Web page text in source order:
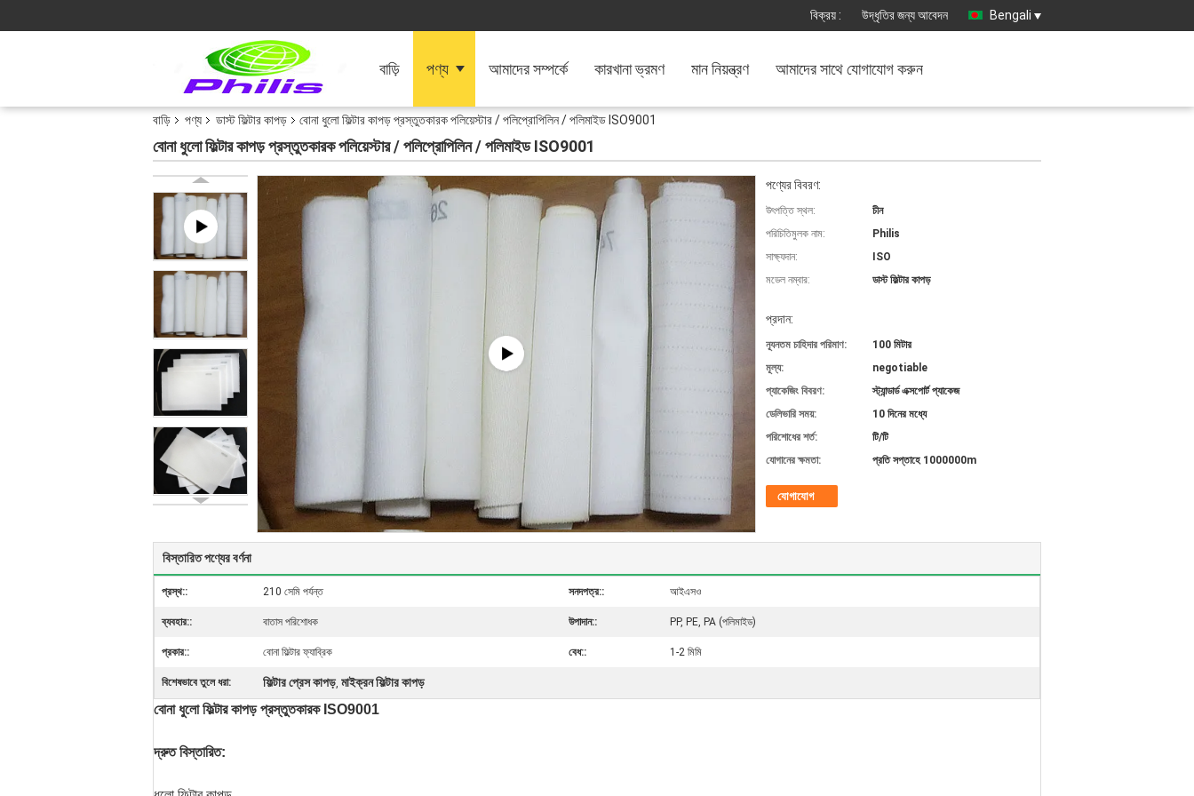
বিক্রয় : উদ্ধৃতির জন্য আবেদন Bengali
বাড়ি পণ্য আমাদের সম্পর্কে কারখানা ভ্রমণ মান নিয়ন্ত্রণ আমাদের সাথে যোগাযোগ করুন
বাড়ি পণ্য ডাস্ট ফিল্টার কাপড় বোনা ধুলো ফিল্টার কাপড় প্রস্তুতকারক পলিয়েস্টার / পলিপ্রোপিলিন / পলিমাইড ISO9001
বোনা ধুলো ফিল্টার কাপড় প্রস্তুতকারক পলিয়েস্টার / পলিপ্রোপিলিন / পলিমাইড ISO9001
পণ্যের বিবরণ:
উৎপত্তি স্থল:
চীন
পরিচিতিমুলক নাম:
Philis
সাক্ষ্যদান:
ISO
মডেল নম্বার:
ডাস্ট ফিল্টার কাপড়
প্রদান:
ন্যূনতম চাহিদার পরিমাণ:
100 মিটার
মূল্য:
negotiable
প্যাকেজিং বিবরণ:
স্ট্যান্ডার্ড এক্সপোর্ট প্যাকেজ
ডেলিভারি সময়:
10 দিনের মধ্যে
পরিশোধের শর্ত:
টি/টি
যোগানের ক্ষমতা:
প্রতি সপ্তাহে 1000000m
যোগাযোগ
বিস্তারিত পণ্যের বর্ণনা
প্রস্থ:: 210 সেমি পর্যন্ত সনদপত্র:: আইএসও
ব্যবহার:: বাতাস পরিশোধক উপাদান:: PP, PE, PA (পলিমাইড)
প্রকার:: বোনা ফিল্টার ফ্যাব্রিক বেধ:: 1-2 মিমি
বিশেষভাবে তুলে ধরা: ফিল্টার প্রেস কাপড়, মাইক্রন ফিল্টার কাপড়
বোনা ধুলো ফিল্টার কাপড় প্রস্তুতকারক ISO9001
দ্রুত বিস্তারিত: